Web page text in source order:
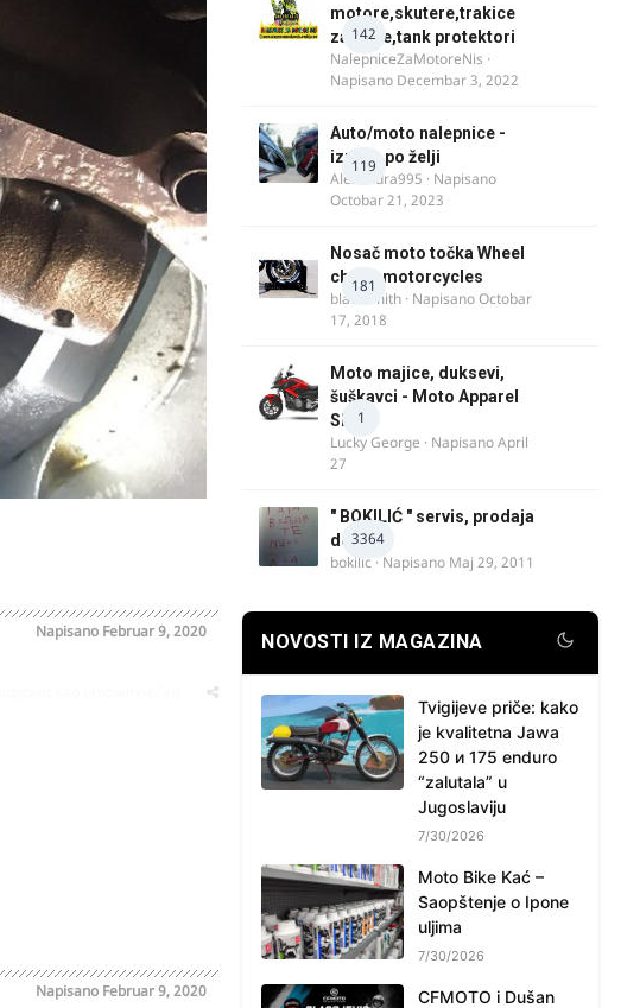
Napisano Februar 9, 2020
Napisano Februar 9, 2020
142
motore,skutere,trakice
za felne,tank protektori
NalepniceZaMotoreNis ·
Napisano Decembar 3, 2022
119
Auto/moto nalepnice -
izrada po želji
Alexandra995 · Napisano
Octobar 21, 2023
181
Nosač moto točka Wheel
chock motorcycles
blacksmith · NapisanoOctobar
17, 2018
1
Moto majice, duksevi,
šuškavci - Moto Apparel
SRB
Lucky George · NapisanoApril
27
3364
" BOKILIĆ " servis, prodaja
delova
bokilic · Napisano Maj 29, 2011
NOVOSTI IZ MAGAZINA
Tvigijeve priče: kako
je kvalitetna Jawa
250 и 175 enduro
“zalutala” u
Jugoslaviju
7/30/2026
Moto Bike Kać –
Saopštenje o Ipone
uljima
7/30/2026
CFMOTO i Dušan